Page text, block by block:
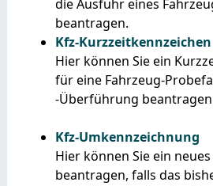
die Ausfuhr eines
beantragen.
Kfz-Kurzzeitkennzeichen
Hier können Sie ein
für eine Fahrzeug-
-Überführung
Kfz-Umkennzeichnung
Hier können Sie ein
beantragen, falls das